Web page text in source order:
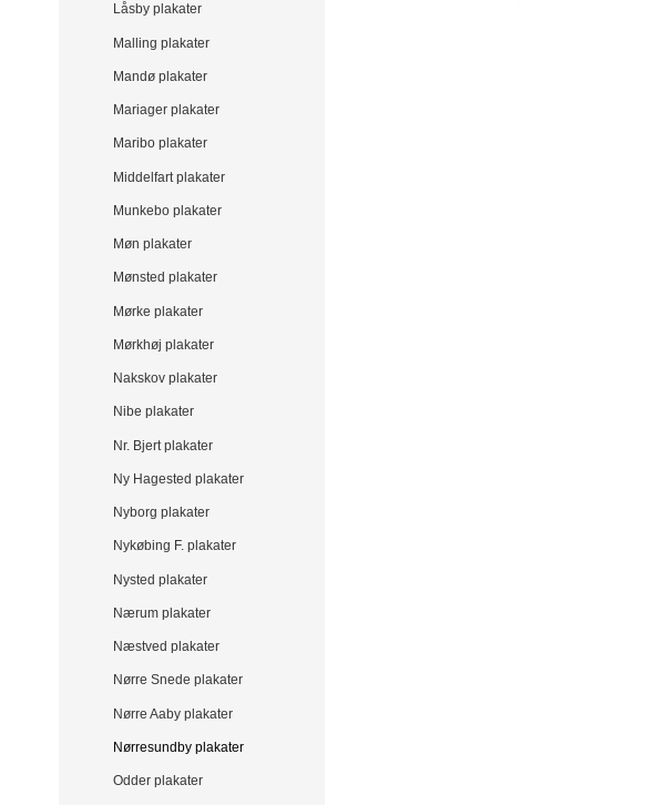
Låsby plakater
Malling plakater
Mandø plakater
Mariager plakater
Maribo plakater
Middelfart plakater
Munkebo plakater
Møn plakater
Mønsted plakater
Mørke plakater
Mørkhøj plakater
Nakskov plakater
Nibe plakater
Nr. Bjert plakater
Ny Hagested plakater
Nyborg plakater
Nykøbing F. plakater
Nysted plakater
Nærum plakater
Næstved plakater
Nørre Snede plakater
Nørre Aaby plakater
Nørresundby plakater
Odder plakater